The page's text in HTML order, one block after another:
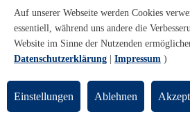
Recruiting an
Weiterbildung
Transfer mit Schule
Schülerinnen
Schulklassen
Lehrkräfte
Auf unserer Webseite werden Cookies
essentiell, während uns andere die
Website im Sinne der Nutzenden
Datenschutzerklärung
Impressum )
Einstellungen Ablehnen